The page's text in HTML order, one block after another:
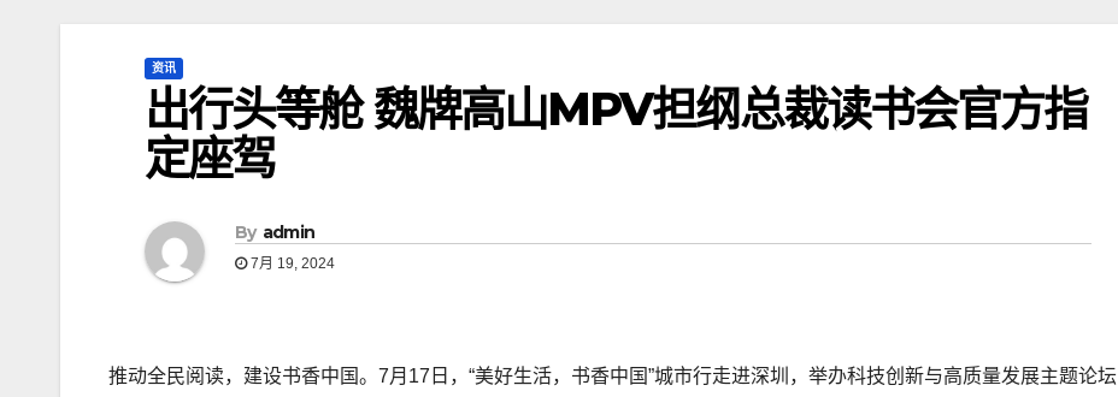
资讯
出行头等舱 魏牌高山MPV担纲总裁读书会官方指
定座驾
By admin
7月 19, 2024
推动全民阅读，建设书香中国。7月17日，“美好生活，书香中国”城市行走进深圳，举办科技创新与高质量发展主题论坛